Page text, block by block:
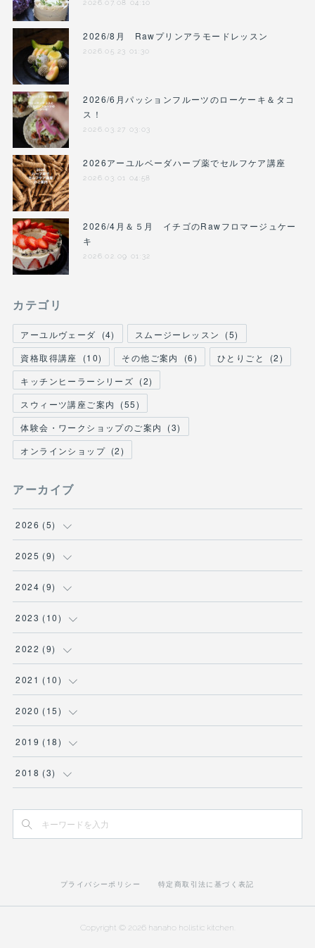
2026.07.08 04:10
2026/8月 Rawプリンアラモードレッスン
2026.05.23 01:30
2026/6月パッションフルーツのローケーキ＆タコ
ス！
2026.03.27 03:03
2026アーユルベーダハーブ薬でセルフケア講座
2026.03.01 04:58
2026/4月＆５月 イチゴのRawフロマージュケー
キ
2026.02.09 01:32
カテゴリ
アーユルヴェーダ (4) スムージーレッスン (5)
資格取得講座
(10) その他ご案内 (6) ひとりごと (2)
キッチンヒーラーシリーズ (2)
スウィーツ講座ご案内
(55)
体験会・ワークショップのご案内
(3)
オンラインショップ (2)
アーカイブ
2026 (5)
(1
(1
(2)
(1
2025 (9)
(1
(3)
(1
( 1 )
2024 (9)
(2)
(1
(1)
( 2)
2023 (10)
(2
(1)
( 1)
( 2 )
2022 (9)
(2)
(2)
(1)
(1
(2)
2021 (10)
(1)
(1)
(3
(1)
2020 (15)
(2)
(1
(
2019 (18)
(1
2018 (3)
プライバシーポリシー 特定商取引法に基づく表記
Copyright © 2026 hanaho holistic kitchen